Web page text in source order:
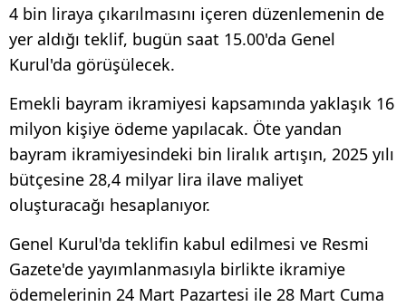
4 bin liraya çıkarılmasını içeren düzenlemenin de
yer aldığı teklif, bugün saat 15.00'da Genel
Kurul'da görüşülecek.
Emekli bayram ikramiyesi kapsamında yaklaşık 16
milyon kişiye ödeme yapılacak. Öte yandan
bayram ikramiyesindeki bin liralık artışın, 2025 yılı
bütçesine 28,4 milyar lira ilave maliyet
oluşturacağı hesaplanıyor.
Genel Kurul'da teklifin kabul edilmesi ve Resmi
Gazete'de yayımlanmasıyla birlikte ikramiye
ödemelerinin 24 Mart Pazartesi ile 28 Mart Cuma